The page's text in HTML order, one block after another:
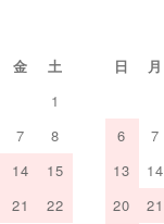
金
土
1
7
8
14
15
21
22
日 月
6
7
13
14
20
21